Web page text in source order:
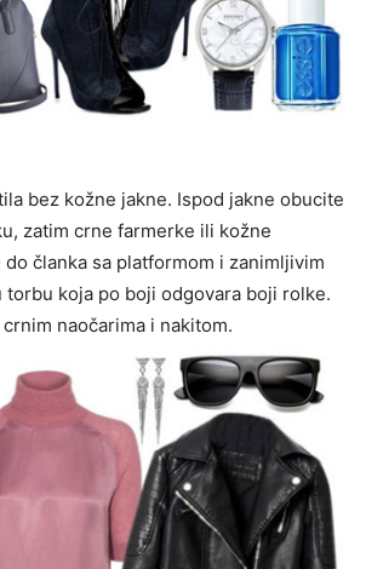
bez kožne jakne. Ispod jakne obucite
zatim crne farmerke ili kožne
članka sa platformom i zanimljivim
torbu koja po boji odgovara boji rolke.
naočarima i nakitom.